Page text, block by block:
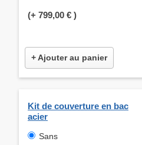
(+ 799,00 € )
+ Ajouter au panier
Kit de couverture en bac
acier
Sans